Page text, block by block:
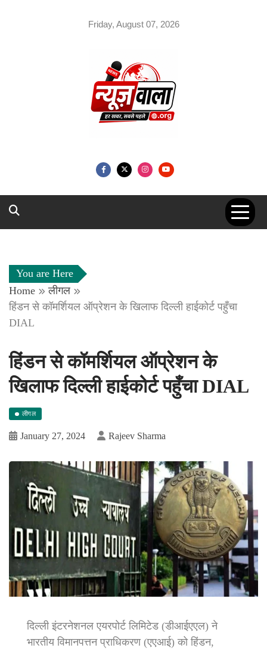
Friday, August 07, 2026
You are Here
Home
लीगल
हिंडन से कॉमर्शियल ऑप्रेशन के खिलाफ दिल्ली हाईकोर्ट पहुँचा
DIAL
हिंडन से कॉमर्शियल ऑप्रेशन के
खिलाफ दिल्ली हाईकोर्ट पहुँचा DIAL
लीगल
January 27, 2024 Rajeev Sharma
दिल्ली इंटरनेशनल एयरपोर्ट लिमिटेड (डीआईएएल) ने
भारतीय विमानपत्तन प्राधिकरण (एएआई) को हिंडन,